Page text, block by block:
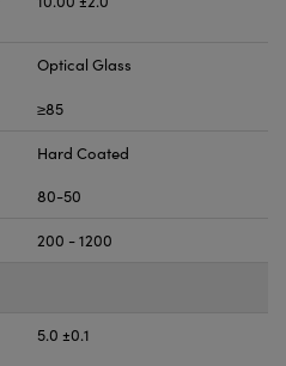
Optical Glass
≥85
Hard Coated
80-50
200 - 1200
5.0 ±0.1